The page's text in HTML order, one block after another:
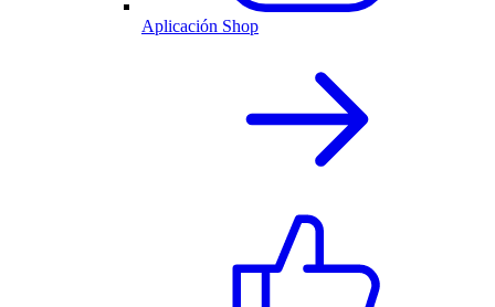
Aplicación Shop